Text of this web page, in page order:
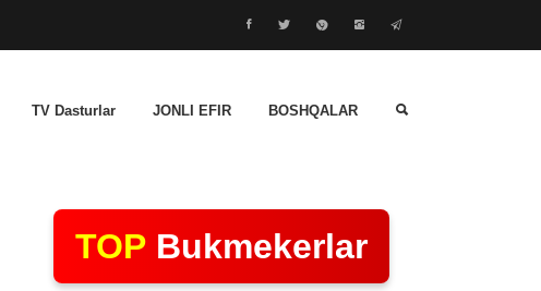
TV Dasturlar JONLI EFIR BOSHQALAR
TOP Bukmekerlar